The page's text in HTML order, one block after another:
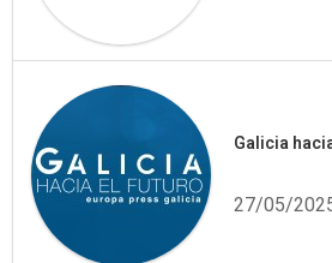
Galicia
27/05/